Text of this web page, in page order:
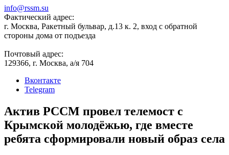
info@rssm.su
Фактический адрес:
г. Москва, Ракетный бульвар, д.13 к. 2, вход с обратной
стороны дома от подъезда
Почтовый адрес:
129366, г. Москва, а/я 704
Вконтакте
Telegram
Актив РССМ провел телемост с
Крымской молодёжью, где вместе
ребята сформировали новый образ села